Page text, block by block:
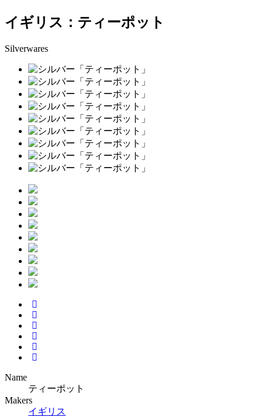
イギリス：ティーポット
Silverwares
Name
ティーポット
Makers
イギリス